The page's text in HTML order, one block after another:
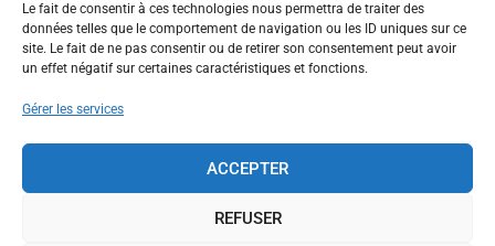
Le fait de consentir à ces technologies nous permettra de traiter des
données telles que le comportement de navigation ou les ID uniques sur ce
site. Le fait de ne pas consentir ou de retirer son consentement peut avoir
un effet négatif sur certaines caractéristiques et fonctions.
Gérer les services
ACCEPTER
REFUSER
Demande de garantie limitée
ventes@technopneu.com
SUIVEZ-NOUS